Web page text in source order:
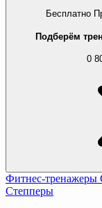
Бесплатно
Подберём
0
Фитнес-тренажеры
Степперы